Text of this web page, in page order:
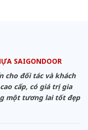
SAIGONDOOR
cho đối tác và khách
cấp, có giá trị gia
một tương lai tốt đẹp